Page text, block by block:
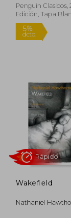
Penguin Clasicos,
Edición, Tapa
Nuevo
5%
dcto.
Rápido
Wakefield
Nathaniel